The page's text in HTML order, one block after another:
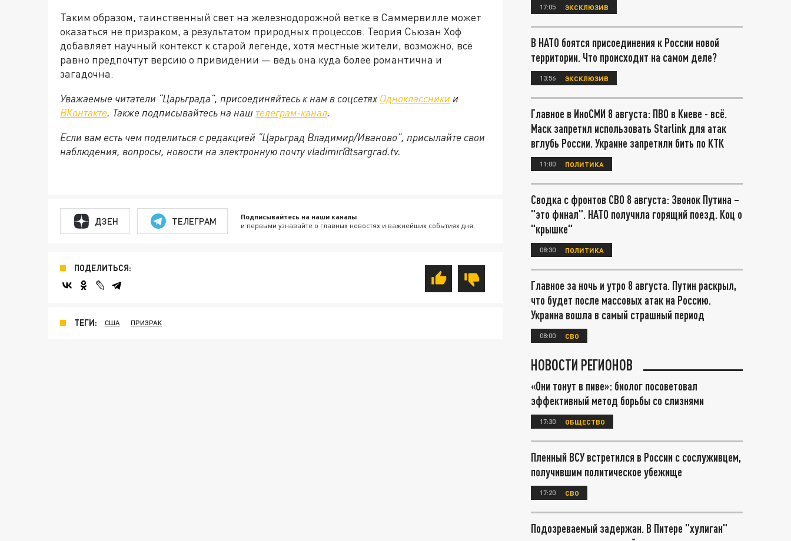
Таким образом, таинственный свет на железнодорожной ветке в Саммервилле может
оказаться не призраком, а результатом природных процессов. Теория Сьюзан Хоф
добавляет научный контекст к старой легенде, хотя местные жители, возможно, всё
равно предпочтут версию о привидении — ведь она куда более романтична и
загадочна.
Уважаемые читатели “Царьграда”, присоединяйтесь к нам в соцсетях Одноклассники и
ВКонтакте. Также подписывайтесь на наш телеграм-канал.
Если вам есть чем поделиться с редакцией “Царьград Владимир/Иваново”, присылайте свои
наблюдения, вопросы, новости на электронную почту vladimir@tsargrad.tv.
ДЗЕН ТЕЛЕГРАМ Подписывайтесь на наши каналы
и первыми узнавайте о главных новостях и важнейших событиях дня.
ПОДЕЛИТЬСЯ:
ТЕГИ: США ПРИЗРАК
17:05 ЭКСКЛЮЗИВ
В НАТО боятся присоединения к России новой
территории. Что происходит на самом деле?
13:56 ЭКСКЛЮЗИВ
Главное в ИноСМИ 8 августа: ПВО в Киеве - всё.
Маск запретил использовать Starlink для атак
вглубь России. Украине запретили бить по КТК
11:00 ПОЛИТИКА
Сводка с фронтов СВО 8 августа: Звонок Путина –
"это финал". НАТО получила горящий поезд. Коц о
"крышке"
08:30 ПОЛИТИКА
Главное за ночь и утро 8 августа. Путин раскрыл,
что будет после массовых атак на Россию.
Украина вошла в самый страшный период
08:00 СВО
НОВОСТИ РЕГИОНОВ
«Они тонут в пиве»: биолог посоветовал
эффективный метод борьбы со слизнями
17:30 ОБЩЕСТВО
Пленный ВСУ встретился в России с сослуживцем,
получившим политическое убежище
17:20 СВО
Подозреваемый задержан. В Питере "хулиган"